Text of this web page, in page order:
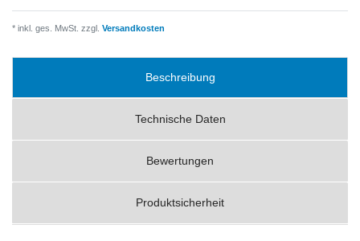
* inkl. ges. MwSt. zzgl. Versandkosten
Beschreibung
Technische Daten
Bewertungen
Produktsicherheit